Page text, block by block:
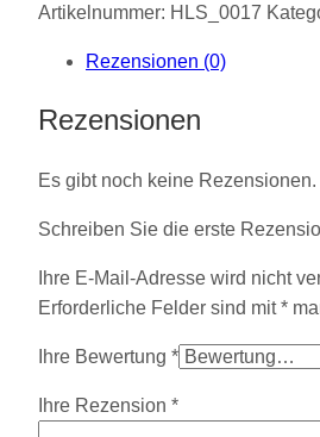
Artikelnummer: HLS_0017
Rezensionen (0)
Rezensionen
Es gibt noch keine Rezensionen.
Schreiben Sie die erste
Ihre E-Mail-Adresse wird nicht
Erforderliche Felder sind mit*
Ihre Bewertung *
Ihre Rezension *